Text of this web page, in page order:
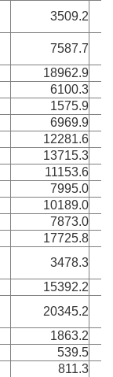
3509.2
7587.7
18962.9
6100.3
1575.9
6969.9
12281.6
13715.3
11153.6
7995.0
10189.0
7873.0
17725.8
3478.3
15392.2
20345.2
1863.2
539.5
811.3